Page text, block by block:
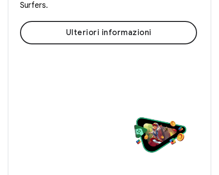
Surfers.
Ulteriori informazioni